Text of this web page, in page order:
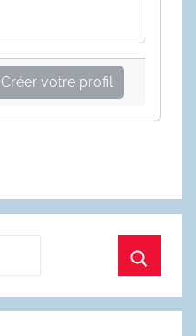
Créer votre profil